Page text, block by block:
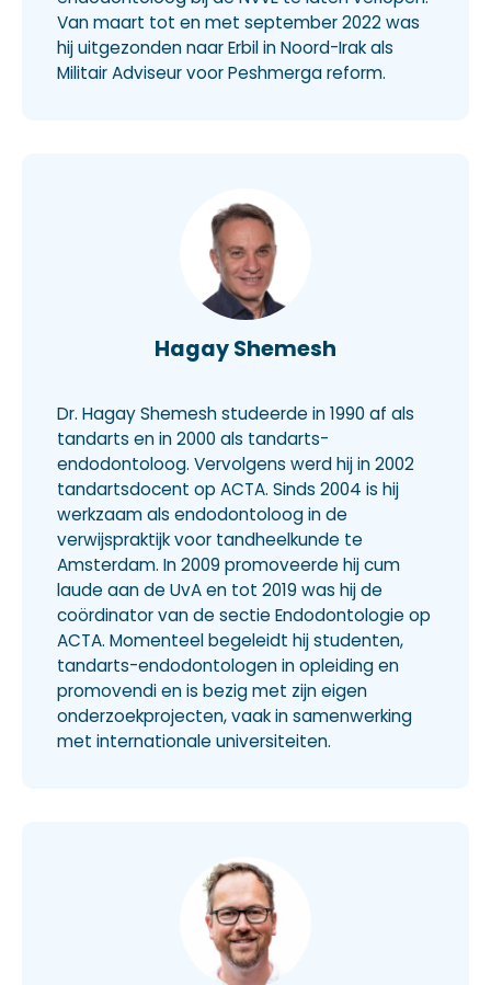
Van maart tot en met september 2022 was
hij uitgezonden naar Erbil in Noord-Irak als
Militair Adviseur voor Peshmerga reform.
Hagay Shemesh
Dr. Hagay Shemesh studeerde in 1990 af als
tandarts en in 2000 als tandarts-
endodontoloog. Vervolgens werd hij in 2002
tandartsdocent op ACTA. Sinds 2004 is hij
werkzaam als endodontoloog in de
verwijspraktijk voor tandheelkunde te
Amsterdam. In 2009 promoveerde hij cum
laude aan de UvA en tot 2019 was hij de
coördinator van de sectie Endodontologie op
ACTA. Momenteel begeleidt hij studenten,
tandarts-endodontologen in opleiding en
promovendi en is bezig met zijn eigen
onderzoekprojecten, vaak in samenwerking
met internationale universiteiten.